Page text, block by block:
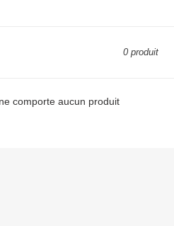
0 produit
comporte aucun produit